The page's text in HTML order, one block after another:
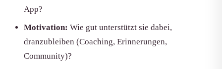
App?
Motivation: Wie gut unterstützt sie dabei,
dranzubleiben (Coaching, Erinnerungen,
Community)?